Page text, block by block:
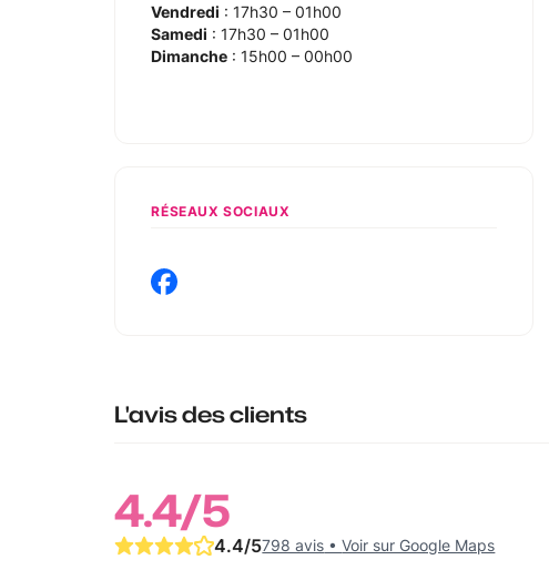
Vendredi : 17h30 – 01h00
Samedi : 17h30 – 01h00
Dimanche : 15h00 – 00h00
RÉSEAUX SOCIAUX
L'avis des clients
4.4/5
4.4/5798 avis •Voir sur Google Maps